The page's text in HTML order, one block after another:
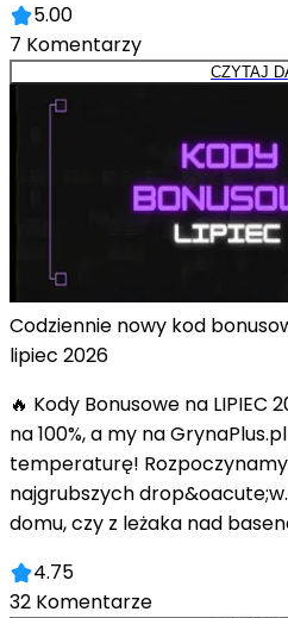
5.00
7 Komentarzy
CZYTAJ
Codziennie nowy kod
lipiec 2026
🔥 Kody Bonusowe na
na 100%, a my na
temperaturę!
najgrubszych
domu, czy z leżaka nad
4.75
32 Komentarze